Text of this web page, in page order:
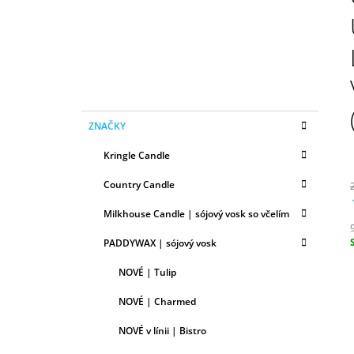
kategórie
K
AZNAČKY
Kringle Candle
Country Candle
Milkhouse Candle | sójový vosk so včelím
PADDYWAX | sójový vosk
NOVÉ | Tulip
NOVÉ | Charmed
NOVÉ v línii | Bistro